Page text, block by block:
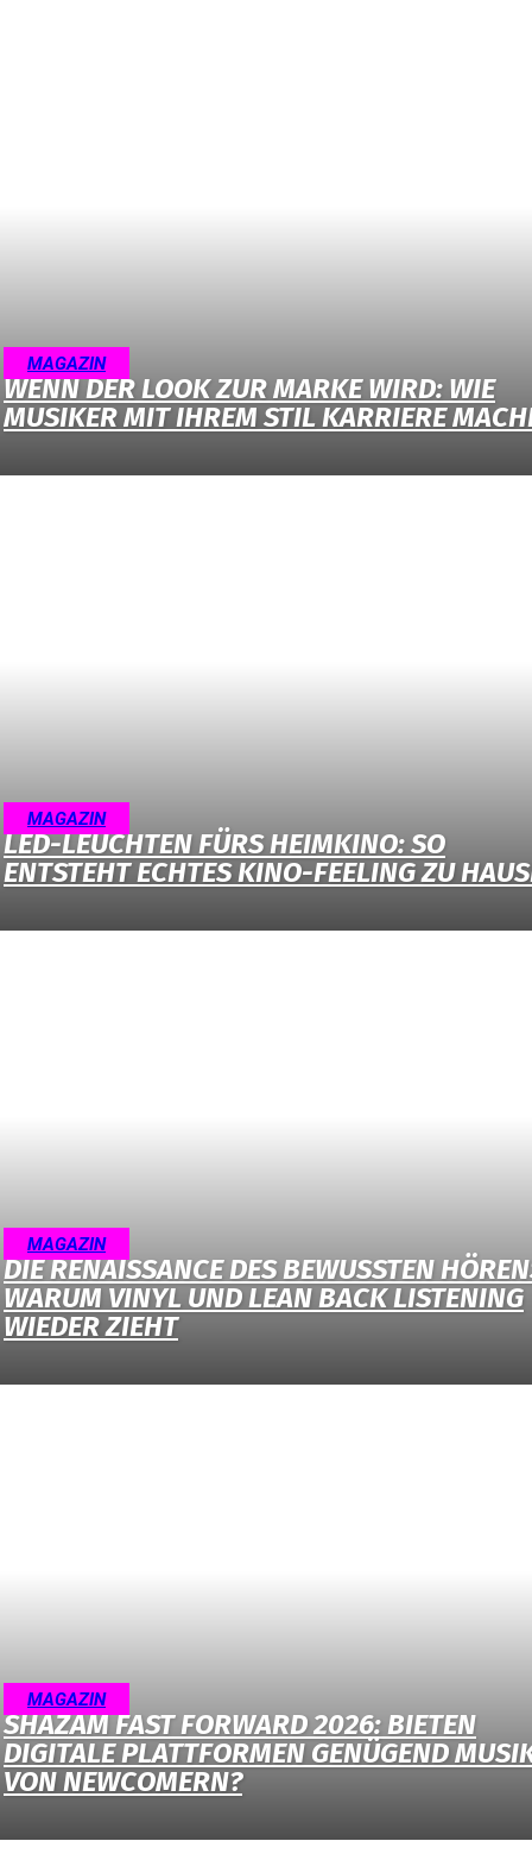
MAGAZIN
WENN DER LOOK ZUR MARKE WIRD: WIE
MUSIKER MIT IHREM STIL KARRIERE
MAGAZIN
LED-LEUCHTEN FÜRS HEIMKINO: SO
ENTSTEHT ECHTES KINO-FEELING ZU
MAGAZIN
DIE RENAISSANCE DES BEWUSSTEN
WARUM VINYL UND LEAN BACK LISTENING
WIEDER ZIEHT
MAGAZIN
SHAZAM FAST FORWARD 2026: BIETEN
DIGITALE PLATTFORMEN GENÜGEND
VON NEWCOMERN?